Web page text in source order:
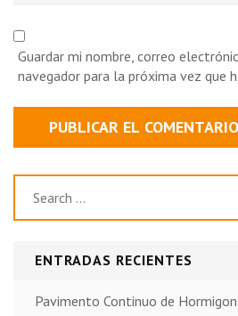
Guardar mi nombre, correo
navegador para la próxima vez que
ENTRADAS RECIENTES
Pavimento Continuo de